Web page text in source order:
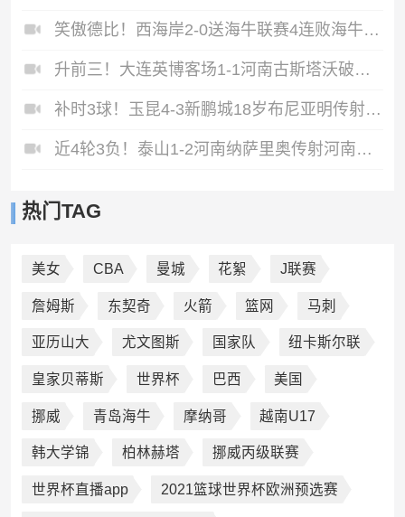
笑傲德比！西海岸2-0送海牛联赛4连败海牛仍垫底西海岸升至第二
升前三！大连英博客场1-1河南古斯塔沃破门19岁杨铭锐替补扳平
补时3球！玉昆4-3新鹏城18岁布尼亚明传射侯永永乌龙卡约绝杀
近4轮3负！泰山1-2河南纳萨里奥传射河南终结17年客场不胜泰山
热门TAG
美女 CBA 曼城 花絮 J联赛
詹姆斯 东契奇 火箭 篮网 马刺
亚历山大 尤文图斯 国家队 纽卡斯尔联
皇家贝蒂斯 世界杯 巴西 美国
挪威 青岛海牛 摩纳哥 越南U17
韩大学锦 柏林赫塔 挪威丙级联赛
世界杯直播app 2021篮球世界杯欧洲预选赛